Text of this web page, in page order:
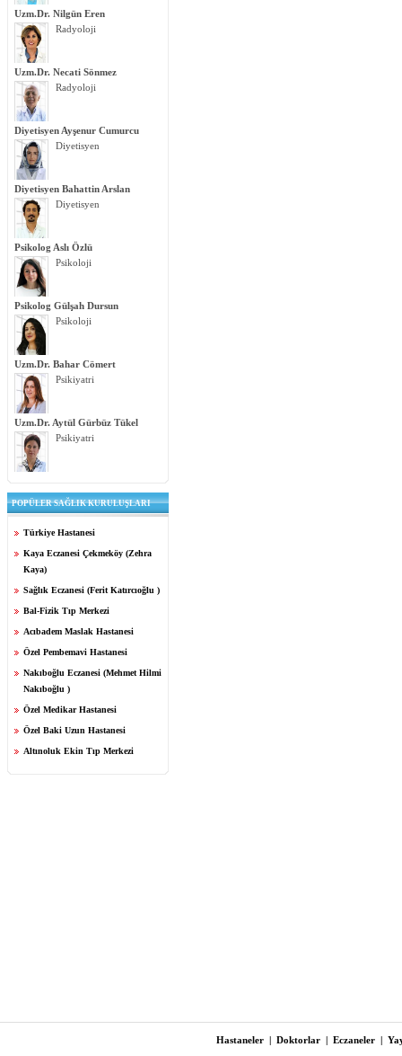
Uzm.Dr. Nilgün Eren
Radyoloji
Uzm.Dr. Necati Sönmez
Radyoloji
Diyetisyen Ayşenur Cumurcu
Diyetisyen
Diyetisyen Bahattin Arslan
Diyetisyen
Psikolog Aslı Özlü
Psikoloji
Psikolog Gülşah Dursun
Psikoloji
Uzm.Dr. Bahar Cömert
Psikiyatri
Uzm.Dr. Aytül Gürbüz Tükel
Psikiyatri
POPÜLER SAĞLIK KURULUŞLARI
Türkiye Hastanesi
Kaya Eczanesi Çekmeköy (Zehra
Kaya)
Sağlık Eczanesi (Ferit Katırcıoğlu )
Bal-Fizik Tıp Merkezi
Acıbadem Maslak Hastanesi
Özel Pembemavi Hastanesi
Nakıboğlu Eczanesi (Mehmet Hilmi
Nakıboğlu )
Özel Medikar Hastanesi
Özel Baki Uzun Hastanesi
Altınoluk Ekin Tıp Merkezi
Hastaneler | Doktorlar | Eczaneler |